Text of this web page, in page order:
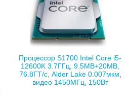
Процессор S1700 Intel Core i5-
12600K 3.7ГГц, 9.5MB+20MB,
76.8ГТ/с, Alder Lake 0.007мкм,
видео 1450МГц, 150Вт